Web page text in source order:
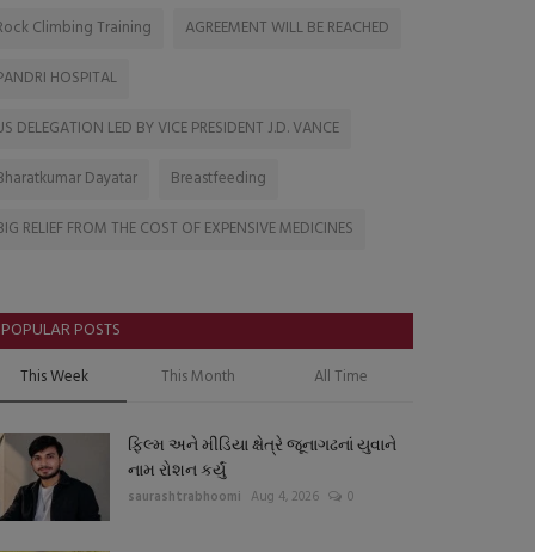
Climbing Training
AGREEMENT WILL BE REACHED
HOSPITAL
DELEGATION LED BY VICE PRESIDENT J.D. VANCE
Dayatar
Breastfeeding
RELIEF FROM THE COST OF EXPENSIVE MEDICINES
POPULAR POSTS
This Week This Month All Time
ફિલ્મ અને મીડિયા ક્ષેત્રે જૂનાગઢનાં યુવાને
નામ રોશન કર્યું
saurashtrabhoomi Aug 4, 2026 0